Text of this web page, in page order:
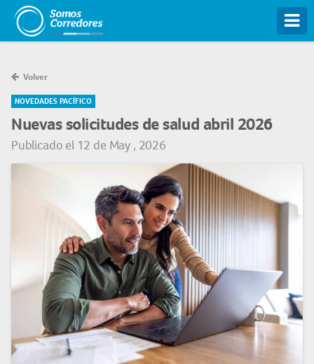
Volver
NOVEDADES PACÍFICO
Nuevas solicitudes de salud abril 2026
Publicado el 12 de May , 2026